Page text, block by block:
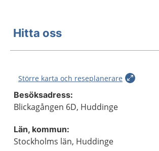
Hitta oss
Större karta och reseplanerare
Besöksadress:
Blickagången 6D, Huddinge
Län, kommun:
Stockholms län, Huddinge